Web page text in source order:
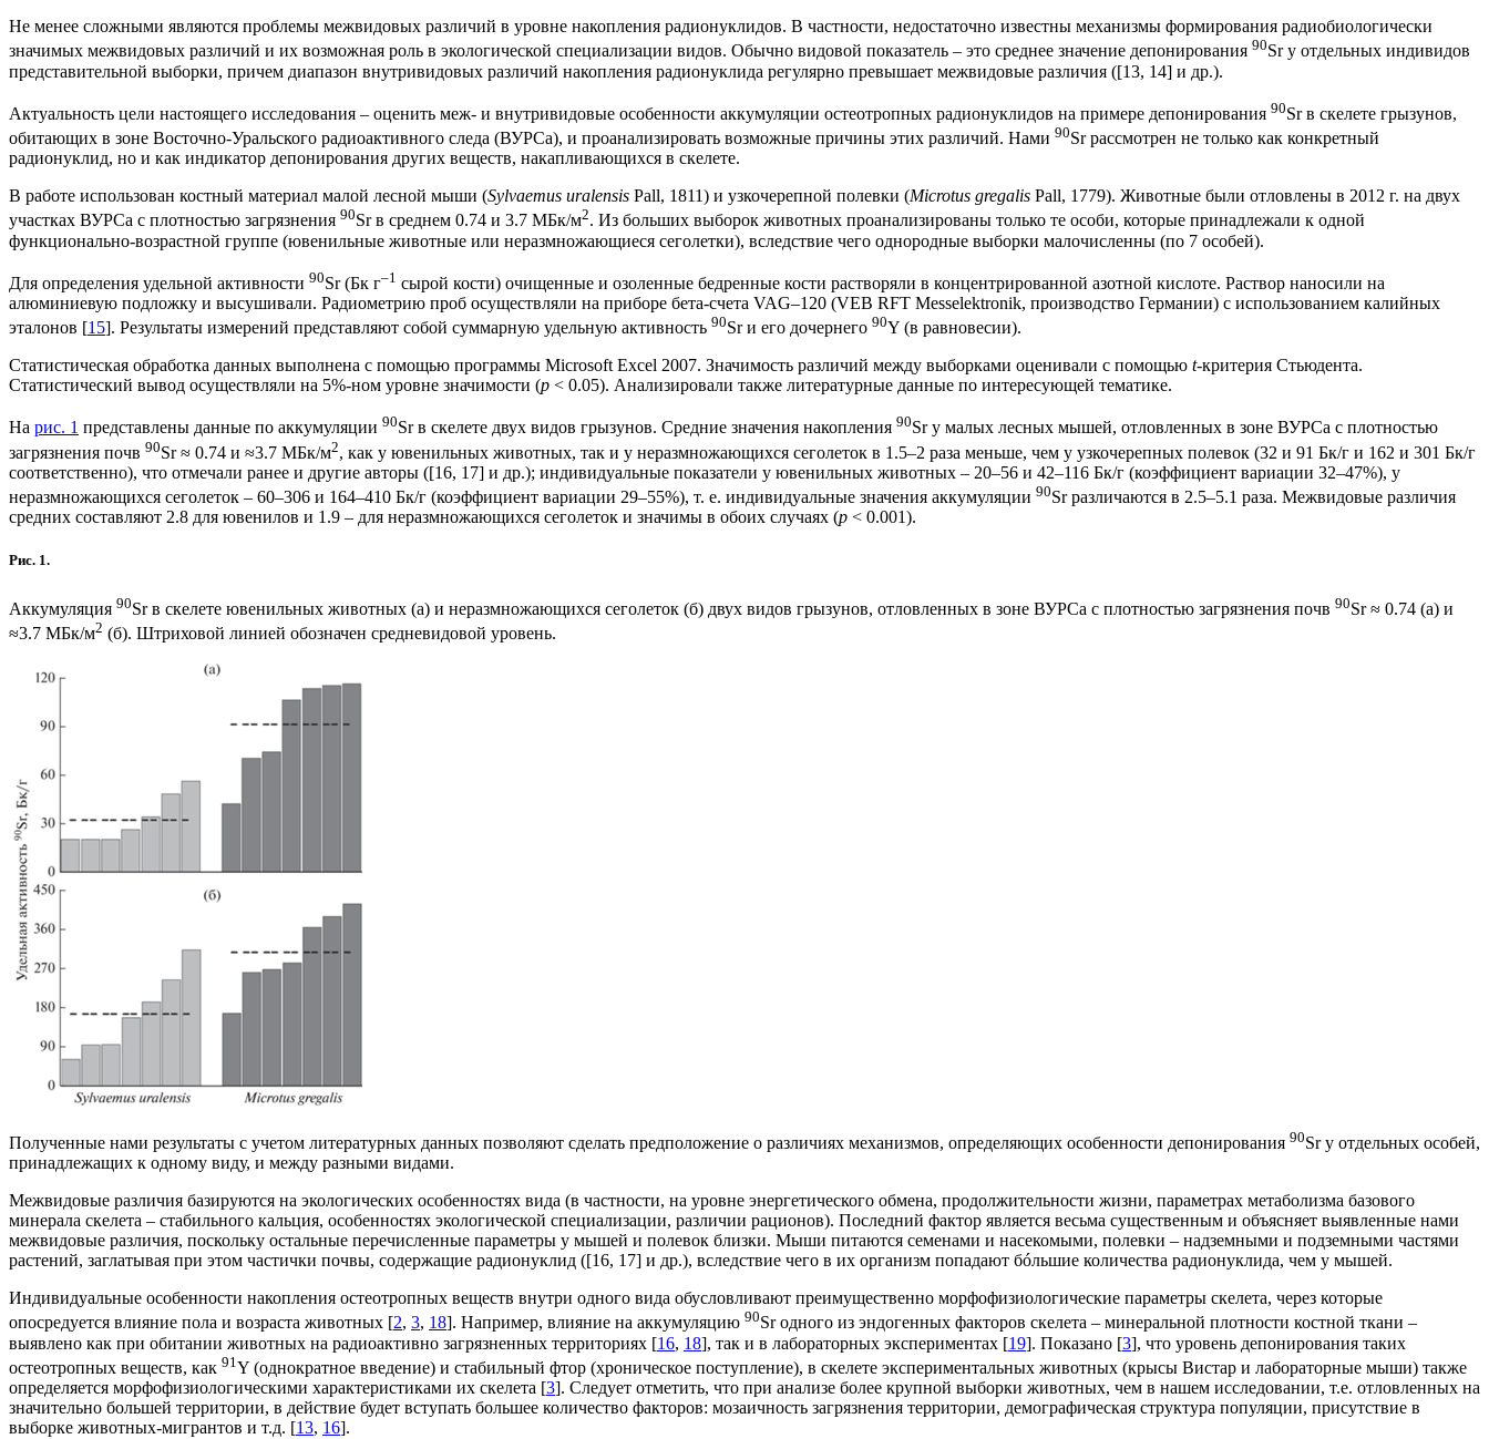
Не менее сложными являются проблемы межвидовых различий в уровне накопления радионуклидов. В частности, недостаточно известны механизмы формирования радиобиологически
значимых межвидовых различий и их возможная роль в экологической специализации видов. Обычно видовой показатель – это среднее значение депонирования 90Sr у отдельных индивидов
представительной выборки, причем диапазон внутривидовых различий накопления радионуклида регулярно превышает межвидовые различия ([13, 14] и др.).
Актуальность цели настоящего исследования – оценить меж- и внутривидовые особенности аккумуляции остеотропных радионуклидов на примере депонирования 90Sr в скелете грызунов,
обитающих в зоне Восточно-Уральского радиоактивного следа (ВУРСа), и проанализировать возможные причины этих различий. Нами 90Sr рассмотрен не только как конкретный
радионуклид, но и как индикатор депонирования других веществ, накапливающихся в скелете.
В работе использован костный материал малой лесной мыши (Sylvaemus uralensis Pall, 1811) и узкочерепной полевки (Microtus gregalis Pall, 1779). Животные были отловлены в 2012 г. на двух
участках ВУРСа с плотностью загрязнения 90Sr в среднем 0.74 и 3.7 МБк/м2. Из больших выборок животных проанализированы только те особи, которые принадлежали к одной
функционально-возрастной группе (ювенильные животные или неразмножающиеся сеголетки), вследствие чего однородные выборки малочисленны (по 7 особей).
Для определения удельной активности 90Sr (Бк г–1 сырой кости) очищенные и озоленные бедренные кости растворяли в концентрированной азотной кислоте. Раствор наносили на
алюминиевую подложку и высушивали. Радиометрию проб осуществляли на приборе бета-счета VAG–120 (VEB RFT Messelektronik, производство Германии) с использованием калийных
эталонов [15]. Результаты измерений представляют собой суммарную удельную активность 90Sr и его дочернего 90Y (в равновесии).
Статистическая обработка данных выполнена с помощью программы Microsoft Excel 2007. Значимость различий между выборками оценивали с помощью t-критерия Стьюдента.
Статистический вывод осуществляли на 5%-ном уровне значимости (p < 0.05). Анализировали также литературные данные по интересующей тематике.
На рис. 1 представлены данные по аккумуляции 90Sr в скелете двух видов грызунов. Средние значения накопления 90Sr у малых лесных мышей, отловленных в зоне ВУРСа с плотностью
загрязнения почв 90Sr ≈ 0.74 и ≈3.7 МБк/м2, как у ювенильных животных, так и у неразмножающихся сеголеток в 1.5–2 раза меньше, чем у узкочерепных полевок (32 и 91 Бк/г и 162 и 301 Бк/г
соответственно), что отмечали ранее и другие авторы ([16, 17] и др.); индивидуальные показатели у ювенильных животных – 20–56 и 42–116 Бк/г (коэффициент вариации 32–47%), у
неразмножающихся сеголеток – 60–306 и 164–410 Бк/г (коэффициент вариации 29–55%), т. е. индивидуальные значения аккумуляции 90Sr различаются в 2.5–5.1 раза. Межвидовые различия
средних составляют 2.8 для ювенилов и 1.9 – для неразмножающихся сеголеток и значимы в обоих случаях (p < 0.001).
Рис. 1.
Аккумуляция 90Sr в скелете ювенильных животных (а) и неразмножающихся сеголеток (б) двух видов грызунов, отловленных в зоне ВУРСа с плотностью загрязнения почв 90Sr ≈ 0.74 (а) и
≈3.7 МБк/м2 (б). Штриховой линией обозначен средневидовой уровень.
Полученные нами результаты с учетом литературных данных позволяют сделать предположение о различиях механизмов, определяющих особенности депонирования 90Sr у отдельных особей,
принадлежащих к одному виду, и между разными видами.
Межвидовые различия базируются на экологических особенностях вида (в частности, на уровне энергетического обмена, продолжительности жизни, параметрах метаболизма базового
минерала скелета – стабильного кальция, особенностях экологической специализации, различии рационов). Последний фактор является весьма существенным и объясняет выявленные нами
межвидовые различия, поскольку остальные перечисленные параметры у мышей и полевок близки. Мыши питаются семенами и насекомыми, полевки – надземными и подземными частями
растений, заглатывая при этом частички почвы, содержащие радионуклид ([16, 17] и др.), вследствие чего в их организм попадают бóльшие количества радионуклида, чем у мышей.
Индивидуальные особенности накопления остеотропных веществ внутри одного вида обусловливают преимущественно морфофизиологические параметры скелета, через которые
опосредуется влияние пола и возраста животных [2, 3, 18]. Например, влияние на аккумуляцию 90Sr одного из эндогенных факторов скелета – минеральной плотности костной ткани –
выявлено как при обитании животных на радиоактивно загрязненных территориях [16, 18], так и в лабораторных экспериментах [19]. Показано [3], что уровень депонирования таких
остеотропных веществ, как 91 Y (однократное введение) и стабильный фтор (хроническое поступление), в скелете экспериментальных животных (крысы Вистар и лабораторные мыши) также
определяется морфофизиологическими характеристиками их скелета [3]. Следует отметить, что при анализе более крупной выборки животных, чем в нашем исследовании, т.е. отловленных на
значительно большей территории, в действие будет вступать большее количество факторов: мозаичность загрязнения территории, демографическая структура популяции, присутствие в
выборке животных-мигрантов и т.д. [13, 16].